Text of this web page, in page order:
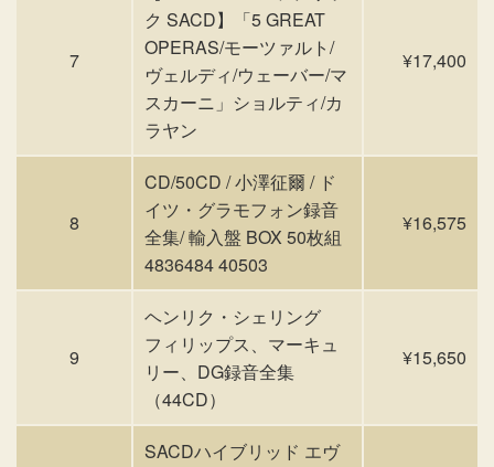
7
ク SACD】「5 GREAT
OPERAS/モーツァルト/
ヴェルディ/ウェーバー/マ
スカーニ」ショルティ/カ
ラヤン
¥17,400
8
CD/50CD / 小澤征爾 / ド
イツ・グラモフォン録音
全集/ 輸入盤 BOX 50枚組
4836484 40503
¥16,575
9
ヘンリク・シェリング
フィリップス、マーキュ
リー、DG録音全集
（44CD）
¥15,650
SACDハイブリッド エヴ